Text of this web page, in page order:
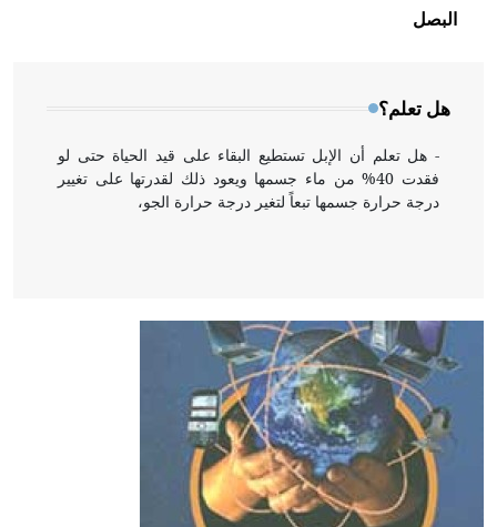
البصل
هل تعلم؟
بالعمارة الإسلامية في بلاد الشام ومصر خاصة، حيث يحرص
المعمار على بناء مداميكه وخاصة في الواجهات
- هل تعلم أن الإبل تستطيع البقاء على قيد الحياة حتى لو
فقدت 40% من ماء جسمها ويعود ذلك لقدرتها على تغيير
درجة حرارة جسمها تبعاً لتغير درجة حرارة الجو،
- هل تعلم أن أبقراط كتب في الطب أربعة مؤلفات هي:
الحكم، الأدلة، تنظيم التغذية، ورسالته في جروح الرأس.
ويعود له الفضل بأنه حرر الطب من الدين والفلسفة.
- هل تعلم أن المرجان إفراز حيواني يتكون في البحر ويتركب
من مادة كربونات الكلسيوم، وهو أحمر أو شديد الحمرة وهو